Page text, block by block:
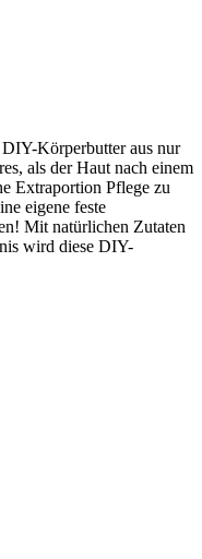
Körperbutter aus nur
als der Haut nach einem
Extraportion Pflege zu
eigene feste
Mit natürlichen Zutaten
wird diese DIY-